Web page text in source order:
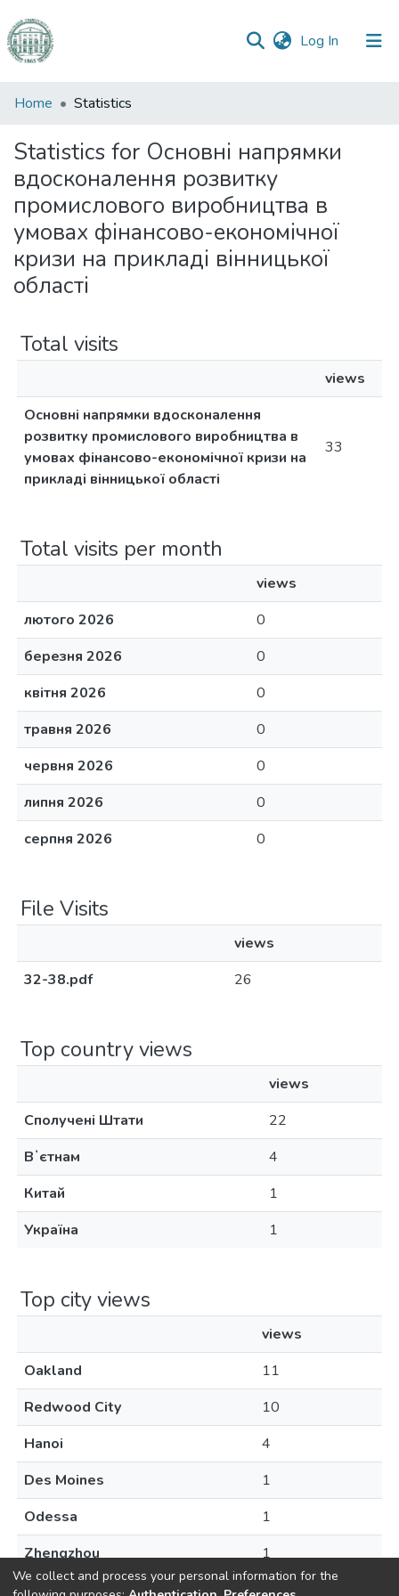
Log In (current)
Communities
Collections
All of DSpace
Home Statistics
Statistics for Основні напрямки
вдосконалення розвитку
промислового виробництва в
умовах фінансово-економічної
кризи на прикладі вінницької
області
Total visits
views
Основні напрямки вдосконалення
розвитку промислового виробництва в
умовах фінансово-економічної кризи на
прикладі вінницької області
33
Total visits per month
views
лютого 2026
0
березня 2026
0
квітня 2026
0
травня 2026
0
червня 2026
0
липня 2026
0
серпня 2026
0
File Visits
views
32-38.pdf
26
Top country views
views
Сполучені Штати
22
Вʼєтнам
4
Китай
1
Україна
1
Top city views
views
Oakland
11
Redwood City
10
Hanoi
4
Des Moines
1
Odessa
1
Zhengzhou
1
We collect and process your personal information for the